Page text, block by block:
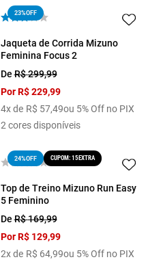
23%OFF
Jaqueta de Corrida Mizuno
Feminina Focus 2
DeR$299,99
PorR$ 229,99
4x de R$ 57,49ou 5% Off no PIX
2 cores disponíveis
24%OFF CUPOM: 15EXTRA
Top de Treino Mizuno Run Easy
5 Feminino
DeR$169,99
PorR$ 129,99
2x de R$ 64,99ou 5% Off no PIX